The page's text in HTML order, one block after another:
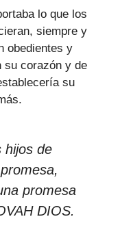
lo que los
siempre y
obedientes y
su corazón y de
su
hijos de
promesa
DIOS.